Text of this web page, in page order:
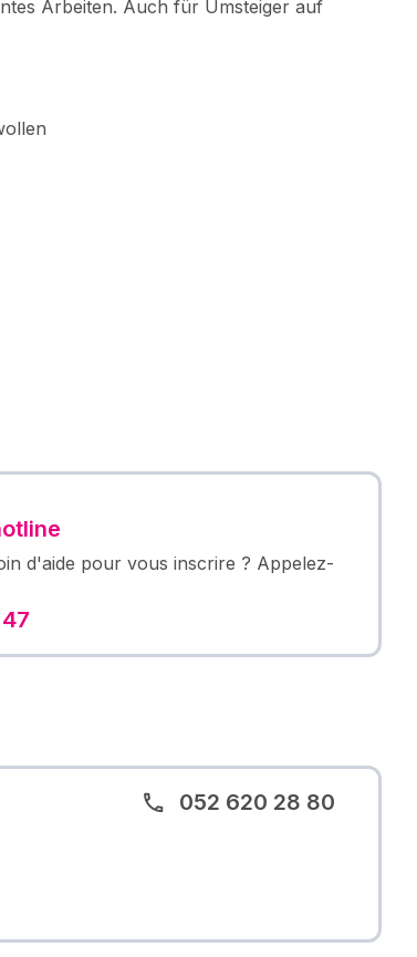
Arbeiten. Auch für Umsteiger auf
d'aide pour vous inscrire ? Appelez-
052 620 28 80